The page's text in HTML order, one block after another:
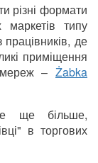
різні формати
типу
де
приміщення
мереж – Żabka
ще більше,
в торгових